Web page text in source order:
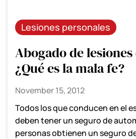
Lesiones personales
Abogado de lesiones
¿Qué es la mala fe?
November 15, 2012
Todos los que conducen en el
deben tener un seguro de
personas obtienen un seguro